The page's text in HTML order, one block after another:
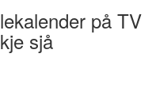
på TV
sjå